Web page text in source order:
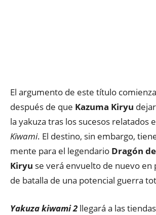
El argumento de este título
después de que Kazuma Kiryu
la yakuza tras los sucesos relatados
Kiwami. El destino, sin embargo,
mente para el legendario Dragón
Kiryu se verá envuelto de nuevo en
de batalla de una potencial guerra
Yakuza kiwami 2 llegará a las